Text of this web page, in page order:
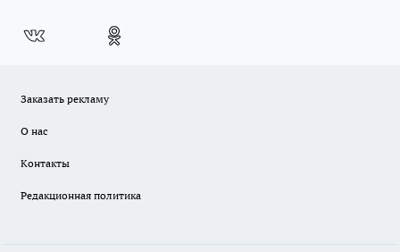
Заказать рекламу
О нас
Контакты
Редакционная политика